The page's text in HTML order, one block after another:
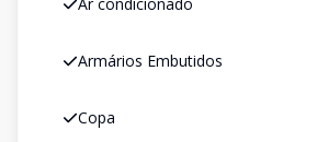
Armários Embutidos
Copa